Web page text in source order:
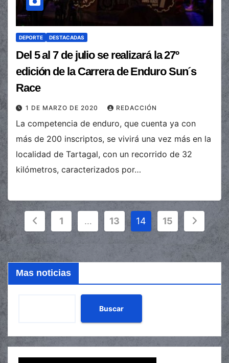
DEPORTE DESTACADAS
Del 5 al 7 de julio se realizará la 27º
edición de la Carrera de Enduro Sun´s
Race
1 DE MARZO DE 2020 REDACCIÓN
La competencia de enduro, que cuenta ya con
más de 200 inscriptos, se vivirá una vez más en la
localidad de Tartagal, con un recorrido de 32
kilómetros, caracterizados por…
Paginación
de
entradas
1 … 13 14 15
Mas noticias
Buscar